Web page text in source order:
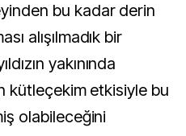
bu kadar derin
alışılmadık bir
yakınında
kütleçekim etkisiyle bu
olabileceğini